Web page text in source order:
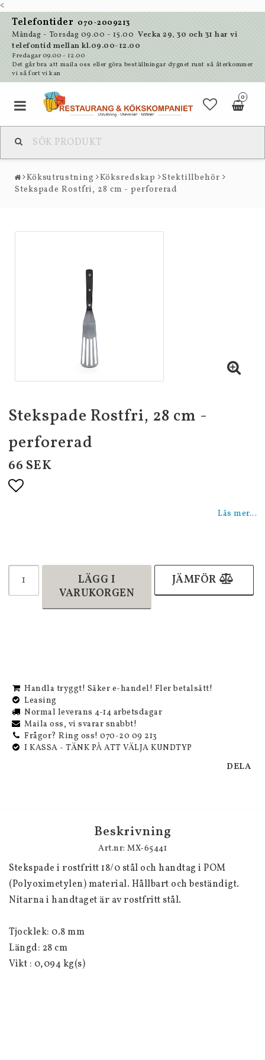
<
Telefontider 070-2009213
Måndag - Torsdag 09.00 - 15.00 Vecka 29, 30 och 31 har vi
telefontid mellan kl.09.00-12.00
Fredagar 09.00 - 12.00
Det går bra att maila oss eller göra beställningar dygnet runt så återkommer
vi så fort vi kan
0
Köksutrustning Köksredskap
Stektillbehör
Stekspade Rostfri, 28 cm - perforerad
Stekspade Rostfri, 28 cm -
perforerad
66 SEK
Läs mer...
LÄGG I
VARUKORGEN
JÄMFÖR
Handla tryggt! Säker e-handel! Fler betalsätt!
Leasing
Normal leverans 4-14 arbetsdagar
Maila oss, vi svarar snabbt!
Frågor? Ring oss! 070-20 09 213
I KASSA - TÄNK PÅ ATT VÄLJA KUNDTYP
DELA
Beskrivning
Art.nr: MX-65441
Stekspade i rostfritt 18/0 stål och handtag i POM
(Polyoximetylen) material. Hållbart och beständigt.
Nitarna i handtaget är av rostfritt stål.
Tjocklek: 0.8 mm
Längd: 28 cm
Vikt : 0,094 kg(s)